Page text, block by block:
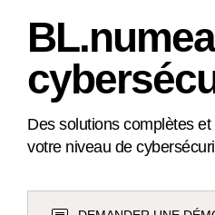
Des solutions complètes
votre niveau de